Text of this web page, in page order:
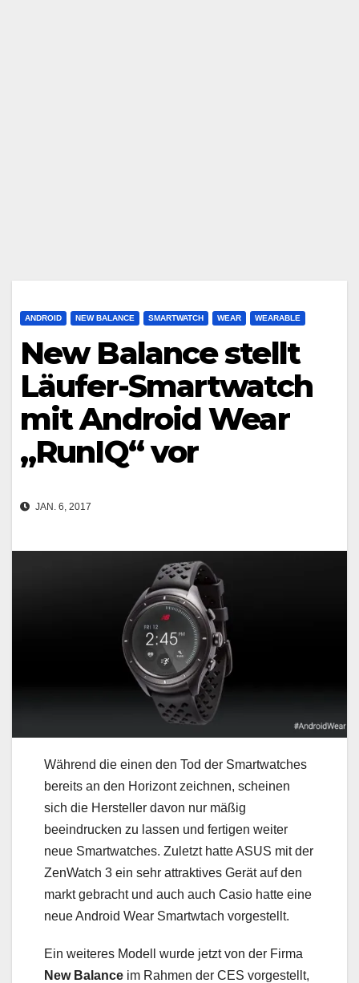
ANDROID NEW BALANCE SMARTWATCH WEAR WEARABLE
New Balance stellt
Läufer-Smartwatch
mit Android Wear
„RunIQ“ vor
JAN. 6, 2017
Während die einen den Tod der Smartwatches
bereits an den Horizont zeichnen, scheinen
sich die Hersteller davon nur mäßig
beeindrucken zu lassen und fertigen weiter
neue Smartwatches. Zuletzt hatte ASUS mit der
ZenWatch 3 ein sehr attraktives Gerät auf den
markt gebracht und auch auch Casio hatte eine
neue Android Wear Smartwtach vorgestellt.
Ein weiteres Modell wurde jetzt von der Firma
New Balance im Rahmen der CES vorgestellt,